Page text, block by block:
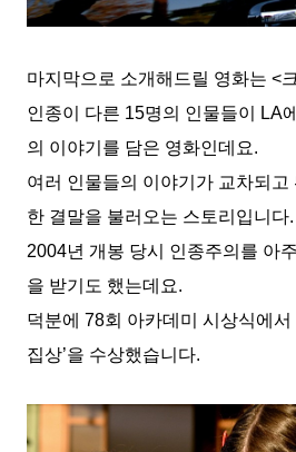
마지막으로 소개해드릴 영화는 <
인종이 다른 15명의 인물들이 LA
의 이야기를 담은 영화인데요.
여러 인물들의 이야기가 교차되고
한 결말을 불러오는 스토리입니다.
2004년 개봉 당시 인종주의를 아
을 받기도 했는데요.
덕분에 78회 아카데미 시상식에서 ‘
집상’을 수상했습니다.